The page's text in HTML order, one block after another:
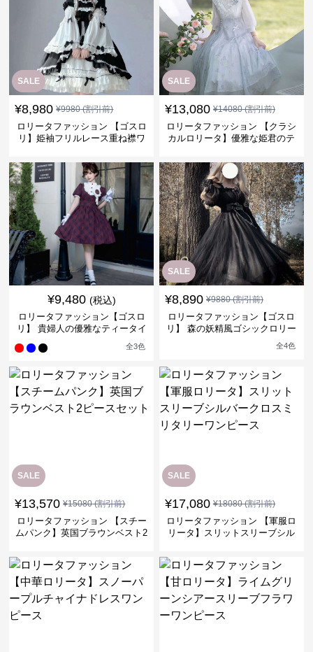
SALE
¥8,980 ¥9980(割引前)
ロリータファッション 【ゴスロ
リ】姫袖フリルレース重ね襟ワ
SALE
¥13,080 ¥14080(割引前)
ロリータファッション 【クラシ
カルロリータ】優雅な姫君のテ
¥9,480 (税込)
ロリータファッション【ゴスロ
リ】 貴婦人の優雅なティータイ
全3色
SALE
¥8,890 ¥9880(割引前)
ロリータファッション【ゴスロ
リ】 森の妖精風ゴシックロリー
全4色
SALE
¥13,570 ¥15080(割引前)
ロリータファッション 【スチー
ムパンク】英国ブラウンベスト2
SALE
¥17,080 ¥18080(割引前)
ロリータファッション 【軍服ロ
リータ】スリットスリーブシル